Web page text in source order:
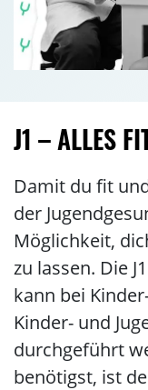
J1 – ALLES
Damit du fit
der
Möglichkeit,
zu lassen. Die
kann bei
Kinder- und
durchgeführt
benötigst, ist